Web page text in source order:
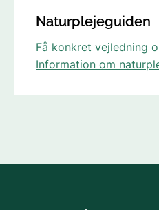
Naturplejeguiden
Få konkret vejledning
Information om